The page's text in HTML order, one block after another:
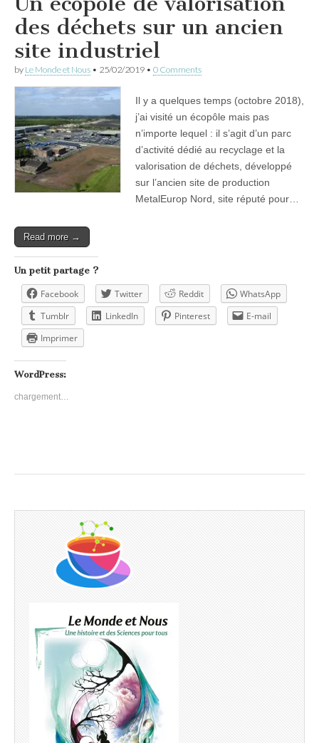
des déchets sur un ancien
site industriel
by Le Monde et Nous • 25/02/2019 • 0 Comments
Il y a quelques temps (octobre 2018),
j’ai visité un écopôle mais pas
n’importe lequel : il s’agit d’un parc
d’activité dédié au recyclage et la
valorisation de déchets, développé
sur l’ancien site de production
MetalEurop Nord, site réputé pour…
Read more →
Un petit partage ?
Facebook Twitter Reddit
WhatsApp
Tumblr
LinkedIn Pinterest
E-mail
Imprimer
WordPress:
chargement…